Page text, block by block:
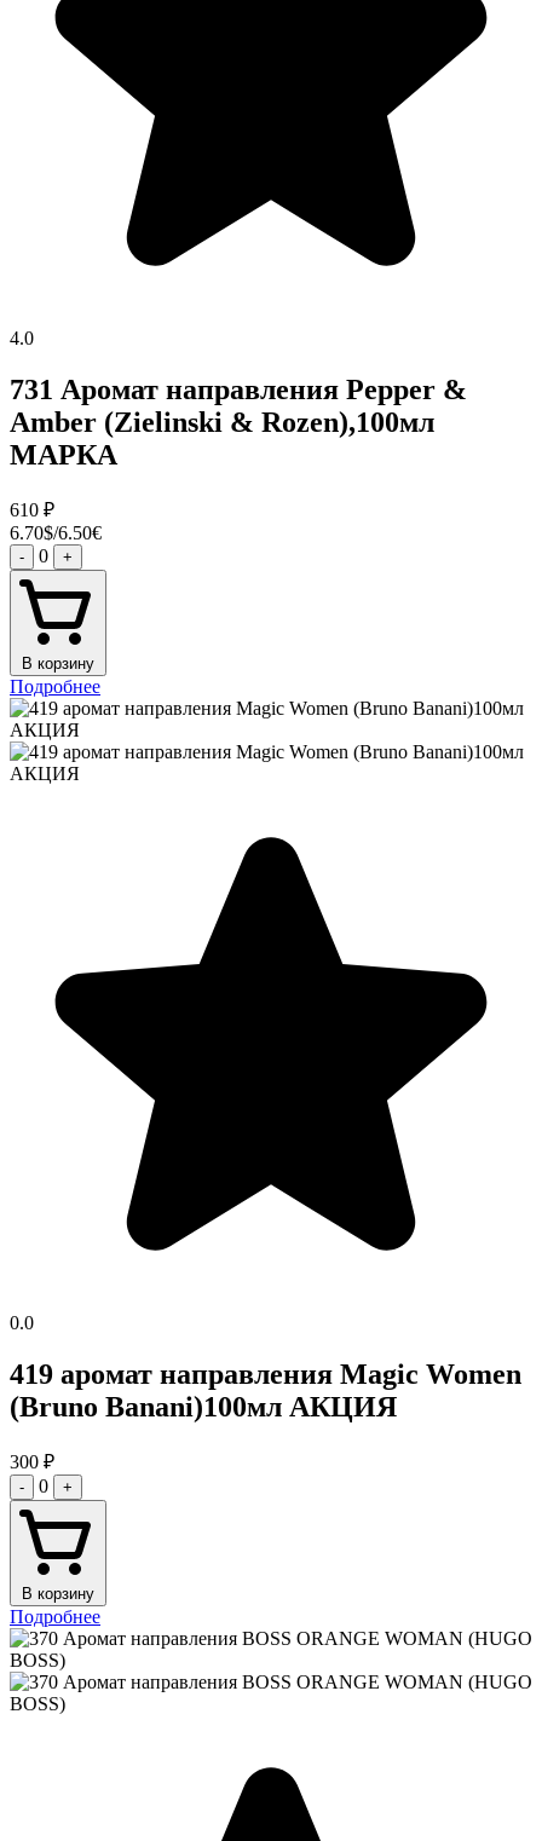
4.0
731 Аромат направления Pepper &
Amber (Zielinski & Rozen),100мл
МАРКА
610 ₽
6.70$/6.50€
- 0 +
В корзину
Подробнее
0.0
419 аромат направления Magic Women
(Bruno Banani)100мл АКЦИЯ
300 ₽
- 0 +
В корзину
Подробнее